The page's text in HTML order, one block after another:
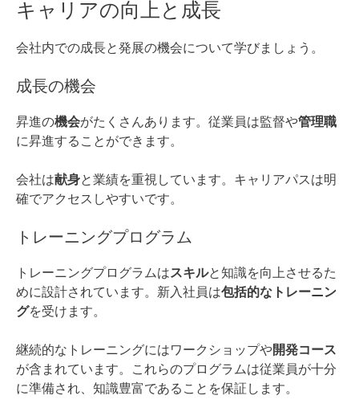
キャリアの向上と成長
会社内での成長と発展の機会について学びましょう。
成長の機会
昇進の機会がたくさんあります。従業員は監督や管理職
に昇進することができます。
会社は献身と業績を重視しています。キャリアパスは明
確でアクセスしやすいです。
トレーニングプログラム
トレーニングプログラムはスキルと知識を向上させるた
めに設計されています。新入社員は包括的なトレーニン
グを受けます。
継続的なトレーニングにはワークショップや開発コース
が含まれています。これらのプログラムは従業員が十分
に準備され、知識豊富であることを保証します。